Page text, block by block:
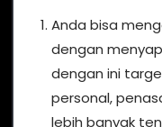
Anda bisa
dengan
dengan ini
personal,
lebih banyak